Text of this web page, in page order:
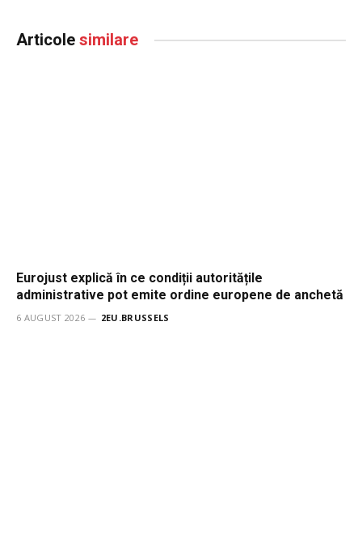
Articole similare
Eurojust explică în ce condiții autoritățile
administrative pot emite ordine europene de anchetă
6 AUGUST 2026 2EU.BRUSSELS